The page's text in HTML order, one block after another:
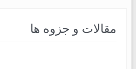
مقالات و جزوه ها